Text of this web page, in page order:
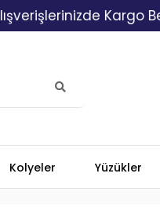
Kargo Bedava!
Kolyeler Yüzükler